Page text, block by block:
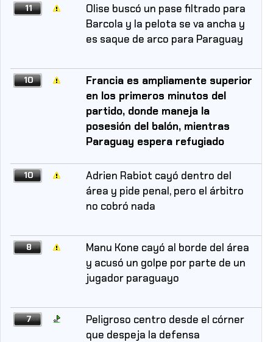
11
Olise buscó un pase filtrado para
Barcola y la pelota se va ancha y
es saque de arco para Paraguay
10
Francia es ampliamente superior
en los primeros minutos del
partido, donde maneja la
posesión del balón, mientras
Paraguay espera refugiado
10
Adrien Rabiot cayó dentro del
área y pide penal, pero el árbitro
no cobró nada
8
Manu Kone cayó al borde del área
y acusó un golpe por parte de un
jugador paraguayo
7
Peligroso centro desde el córner
que despeja la defensa